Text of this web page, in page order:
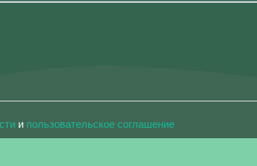
и пользовательское соглашение